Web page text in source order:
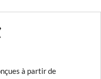
à partir de